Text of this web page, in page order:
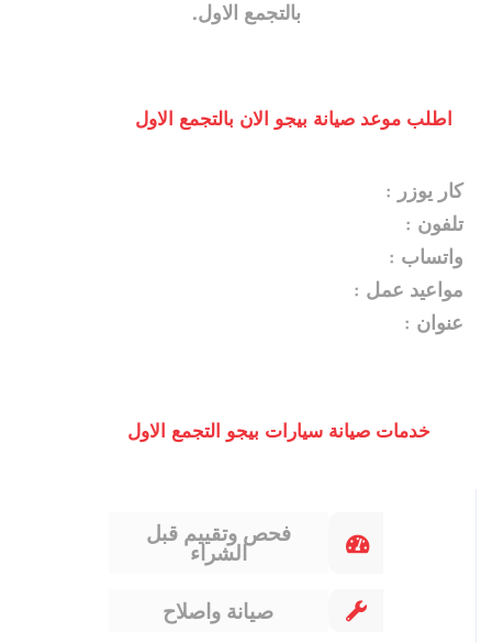
بالتجمع الاول.
اطلب موعد صيانة بيجو الان بالتجمع الاول
كار يوزر :
تلفون :
واتساب :
مواعيد عمل :
عنوان :
خدمات صيانة سيارات بيجو التجمع الاول
فحص وتقييم قبل
الشراء
صيانة واصلاح